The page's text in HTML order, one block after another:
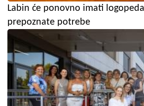
Labin će ponovno imati
prepoznate potrebe